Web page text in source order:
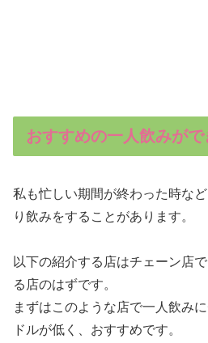
おすすめの一人飲みが
私も忙しい期間が終わった時な
り飲みをすることがあります。
以下の紹介する店はチェーン店
る店のはずです。
まずはこのような店で一人飲み
ドルが低く、おすすめです。